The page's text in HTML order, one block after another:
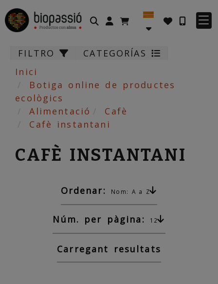
Identifícat
FILTRO
CATEGORÍAS
Inici
Botiga online de productes
ecològics
Alimentació
Cafè
Cafè instantani
CAFÈ INSTANTANI
Ordenar: Nom: A a Z
Núm. per pàgina: 12
Carregant resultats